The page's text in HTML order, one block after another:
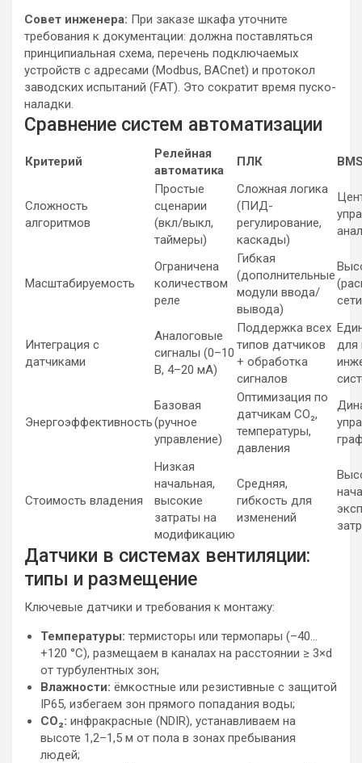
Совет инженера: При заказе шкафа уточните
требования к документации: должна поставляться
принципиальная схема, перечень подключаемых
устройств с адресами (Modbus, BACnet) и протокол
заводских испытаний (FAT). Это сократит время пуско-
наладки.
Сравнение систем автоматизации
Критерий
Релейная
автоматика
ПЛК
Сложность
алгоритмов
Простые
сценарии
(вкл/выкл,
таймеры)
Сложная логика
(ПИД-
регулирование,
каскады)
Масштабируемость
Ограничена
количеством
реле
Гибкая
(дополнительные
модули ввода/
вывода)
Интеграция с
датчиками
Аналоговые
сигналы (0–10
В, 4–20 мА)
Поддержка всех
типов датчиков
+ обработка
сигналов
для
Энергоэффективность
Базовая
(ручное
управление)
Оптимизация по
датчикам CO₂,
температуры,
давления
Стоимость владения
Низкая
начальная,
высокие
затраты на
модификацию
Средняя,
гибкость для
изменений
Датчики в системах вентиляции:
типы и размещение
Ключевые датчики и требования к монтажу:
Температуры: термисторы или термопары (–40…
+120 °C), размещаем в каналах на расстоянии ≥ 3×d
от турбулентных зон;
Влажности: ёмкостные или резистивные с защитой
IP65, избегаем зон прямого попадания воды;
CO₂: инфракрасные (NDIR), устанавливаем на
высоте 1,2–1,5 м от пола в зонах пребывания
людей;